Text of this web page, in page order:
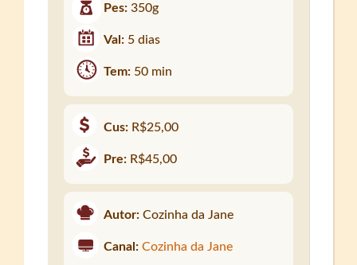
Pes:350g
Val: 5 dias
Tem: 50 min
Cus: R$25,00
Pre: R$45,00
Autor: Cozinha da Jane
Canal: Cozinha da Jane